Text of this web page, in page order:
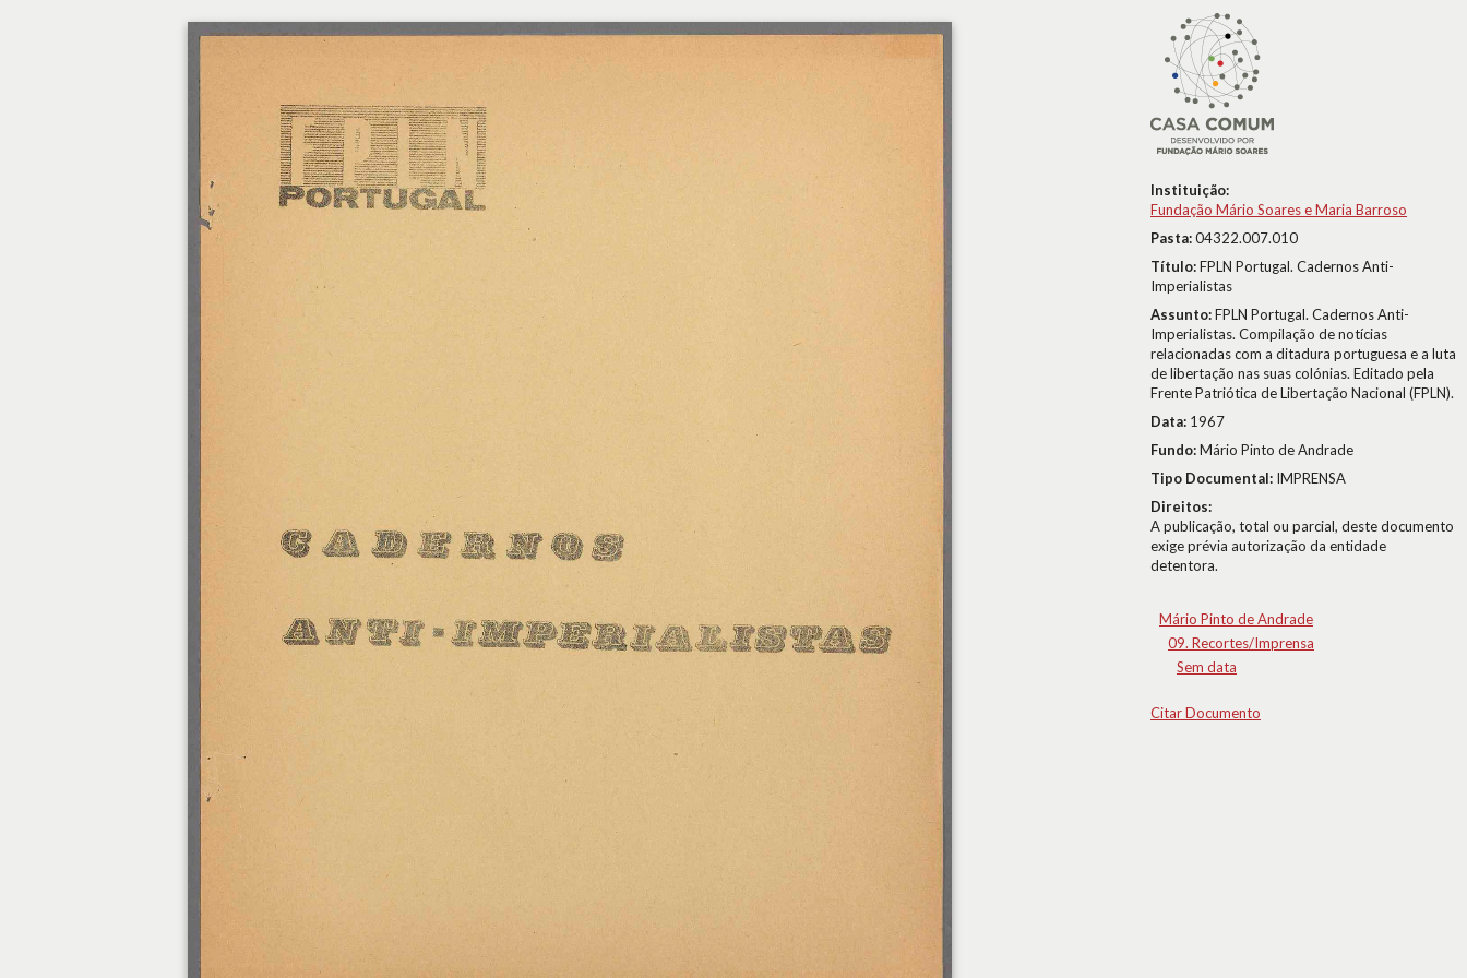
Instituição:
Fundação Mário Soares e Maria Barroso
Pasta:04322.007.010
Título:FPLN Portugal. Cadernos Anti-
Imperialistas
Assunto:FPLN Portugal. Cadernos Anti-
Imperialistas. Compilação de notícias
relacionadas com a ditadura portuguesa e a luta
de libertação nas suas colónias. Editado pela
Frente Patriótica de Libertação Nacional (FPLN).
Data: 1967
Fundo:Mário Pinto de Andrade
Tipo Documental: IMPRENSA
Direitos:
A publicação, total ou parcial, deste documento
exige prévia autorização da entidade
detentora.
Mário Pinto de Andrade
09. Recortes/Imprensa
Sem data
Citar Documento